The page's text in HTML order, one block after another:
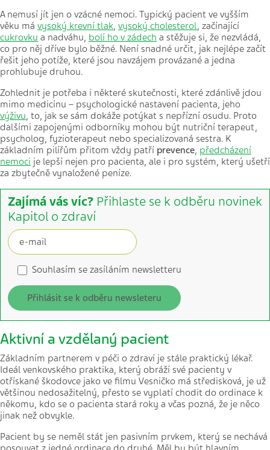
A nemusí jít jen o vzácné nemoci. Typický pacient ve vyšším
věku má vysoký krevní tlak, vysoký cholesterol, začínající
cukrovku a nadváhu, bolí ho v zádech a stěžuje si, že nezvládá,
co pro něj dříve bylo běžné. Není snadné určit, jak nejlépe začít
řešit jeho potíže, které jsou navzájem provázané a jedna
prohlubuje druhou.
Zohlednit je potřeba i některé skutečnosti, které zdánlivě jdou
mimo medicínu – psychologické nastavení pacienta, jeho
výživu, to, jak se sám dokáže potýkat s nepřízní osudu. Proto
dalšími zapojenými odborníky mohou být nutriční terapeut,
psycholog, fyzioterapeut nebo specializovaná sestra. K
základním pilířům přitom vždy patří prevence, předcházení
nemoci je lepší nejen pro pacienta, ale i pro systém, který ušetří
za zbytečně vynaložené peníze.
Zajímá vás víc? Přihlaste se k odběru novinek
Kapitol o zdraví
Souhlasím se zasíláním newsletteru
Přihlásit se k odběru newsleteru
Aktivní a vzdělaný pacient
Základním partnerem v péči o zdraví je stále praktický lékař.
Ideál venkovského praktika, který obráží své pacienty v
otřískané škodovce jako ve filmu Vesničko má středisková, je už
většinou nedosažitelný, přesto se vyplatí chodit do ordinace k
někomu, kdo se o pacienta stará roky a včas pozná, že je něco
jinak než obvykle.
Pacient by se neměl stát jen pasivním prvkem, který se nechává